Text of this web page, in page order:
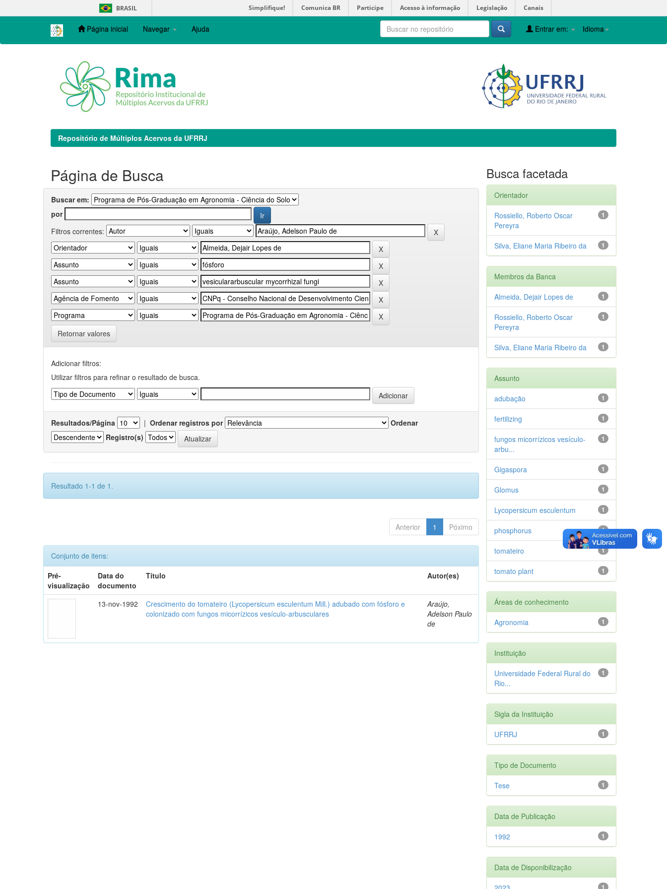
navigation
BRASIL Simplifique! Comunica BR Participe Acesso à informação Legislação Canais
Página inicial Navegar Ajuda Idioma
Entrar em:
Repositório de Múltiplos Acervos da UFRRJ
Página de Busca
Buscar em:
por
Filtros correntes:
Retornar valores
Adicionar filtros:
Utilizar filtros para refinar o resultado de busca.
Resultados/Página | Ordenar registros por
Ordenar
Registro(s)
Resultado 1-1 de 1.
Anterior 1 Póximo
Conjunto de itens:
Pré-
visualização
Data do
documento
Título Autor(es)
13-nov-1992
Crescimento do tomateiro (Lycopersicum esculentum Mill.) adubado com fósforo e
colonizado com fungos micorrízicos vesículo-arbusculares
Araújo,
Adelson Paulo
de
Busca facetada
Orientador
1
Rossiello, Roberto Oscar
Pereyra
1
Silva, Eliane Maria Ribeiro da
Membros da Banca
1
Almeida, Dejair Lopes de
1
Rossiello, Roberto Oscar
Pereyra
1
Silva, Eliane Maria Ribeiro da
Assunto
1
adubação
1
fertilizing
1
fungos micorrízicos vesículo-
arbu...
1
Gigaspora
1
Glomus
1
Lycopersicum esculentum
1
phosphorus
1
tomateiro
1
tomato plant
Áreas de conhecimento
1
Agronomia
Instituição
1
Universidade Federal Rural do
Rio...
Sigla da Instituição
1
UFRRJ
Tipo de Documento
1
Tese
Data de Publicação
1
1992
Data de Disponibilização
1